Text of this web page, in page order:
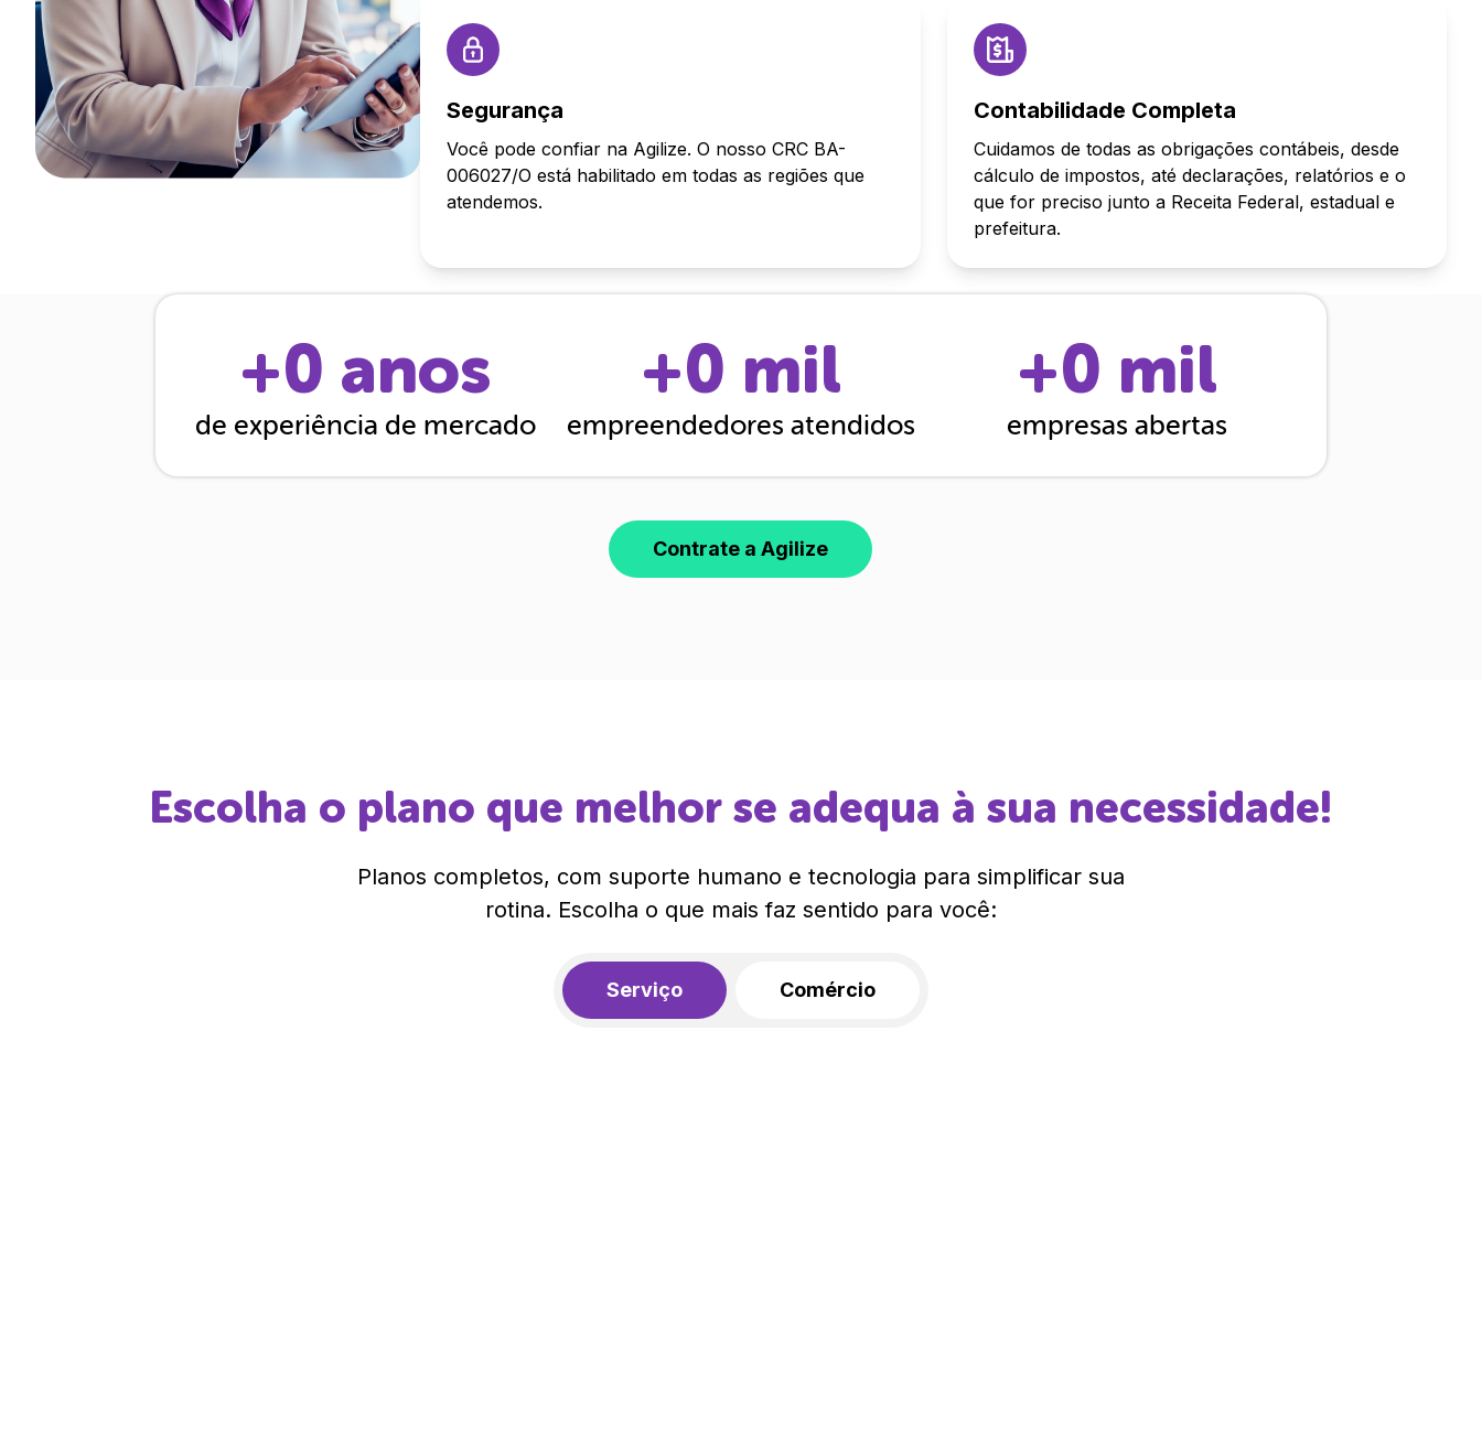
Segurança
Você pode confiar na Agilize. O nosso CRC BA-
006027/O está habilitado em todas as regiões que
atendemos.
Contabilidade Completa
Cuidamos de todas as obrigações contábeis, desde
cálculo de impostos, até declarações, relatórios e o
que for preciso junto a Receita Federal, estadual e
prefeitura.
+0 anos
de experiência de mercado
+0 mil
empreendedores atendidos
+0 mil
empresas abertas
Contrate a Agilize
Escolha o plano que melhor se adequa à sua necessidade!
Planos completos, com suporte humano e tecnologia para simplificar sua
rotina. Escolha o que mais faz sentido para você:
Serviço Comércio